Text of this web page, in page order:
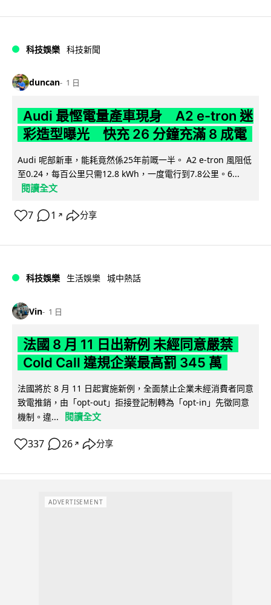
科技娛樂 科技新聞
duncan 1 日
Audi 最慳電量產車現身 A2 e-tron 迷
彩造型曝光 快充 26 分鐘充滿 8 成電
Audi 呢部新車，能耗竟然係25年前嘅一半。 A2 e-tron 風阻低
至0.24，每百公里只需12.8 kWh，一度電行到7.8公里。6...
閱讀全文
7 1 ↗ 分享
科技娛樂 生活娛樂 城中熱話
Vin 1 日
法國 8 月 11 日出新例 未經同意嚴禁
Cold Call 違規企業最高罰 345 萬
法國將於 8 月 11 日起實施新例，全面禁止企業未經消費者同意
致電推銷，由「opt-out」拒接登記制轉為「opt-in」先徵同意
機制。違...
閱讀全文
337 26 ↗ 分享
ADVERTISEMENT